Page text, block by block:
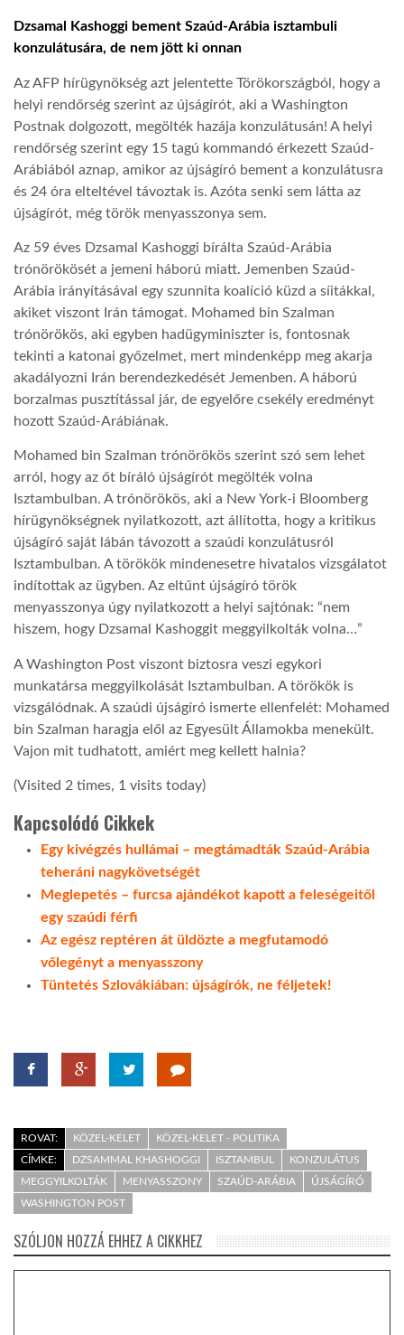
Dzsamal Kashoggi bement Szaúd-Arábia isztambuli
konzulátusára, de nem jött ki onnan
Az AFP hírügynökség azt jelentette Törökországból, hogy a
helyi rendőrség szerint az újságírót, aki a Washington
Postnak dolgozott, megölték hazája konzulátusán! A helyi
rendőrség szerint egy 15 tagú kommandó érkezett Szaúd-
Arábiából aznap, amikor az újságíró bement a konzulátusra
és 24 óra elteltével távoztak is. Azóta senki sem látta az
újságírót, még török menyasszonya sem.
Az 59 éves Dzsamal Kashoggi bírálta Szaúd-Arábia
trónörökösét a jemeni háború miatt. Jemenben Szaúd-
Arábia irányításával egy szunnita koalíció küzd a síitákkal,
akiket viszont Irán támogat. Mohamed bin Szalman
trónörökös, aki egyben hadügyminiszter is, fontosnak
tekinti a katonai győzelmet, mert mindenképp meg akarja
akadályozni Irán berendezkedését Jemenben. A háború
borzalmas pusztítással jár, de egyelőre csekély eredményt
hozott Szaúd-Arábiának.
Mohamed bin Szalman trónörökös szerint szó sem lehet
arról, hogy az őt bíráló újságírót megölték volna
Isztambulban. A trónörökös, aki a New York-i Bloomberg
hírügynökségnek nyilatkozott, azt állította, hogy a kritikus
újságíró saját lábán távozott a szaúdi konzulátusról
Isztambulban. A törökök mindenesetre hivatalos vizsgálatot
indítottak az ügyben. Az eltűnt újságíró török
menyasszonya úgy nyilatkozott a helyi sajtónak: “nem
hiszem, hogy Dzsamal Kashoggit meggyilkolták volna…”
A Washington Post viszont biztosra veszi egykori
munkatársa meggyilkolását Isztambulban. A törökök is
vizsgálódnak. A szaúdi újságíró ismerte ellenfelét: Mohamed
bin Szalman haragja elől az Egyesült Államokba menekült.
Vajon mit tudhatott, amiért meg kellett halnia?
(Visited 2 times, 1 visits today)
Kapcsolódó Cikkek
Egy kivégzés hullámai – megtámadták Szaúd-Arábia
teheráni nagykövetségét
Meglepetés – furcsa ajándékot kapott a feleségeitől
egy szaúdi férfi
Az egész reptéren át üldözte a megfutamodó
vőlegényt a menyasszony
Tüntetés Szlovákiában: újságírók, ne féljetek!
ROVAT: KÖZEL-KELET
KÖZEL-KELET - POLITIKA
CÍMKE:
DZSAMMAL KHASHOGGI ISZTAMBUL
KONZULÁTUS
MEGGYILKOLTÁK
MENYASSZONY SZAÚD-ARÁBIA
ÚJSÁGÍRÓ
WASHINGTON POST
SZÓLJON HOZZÁ EHHEZ A CIKKHEZ